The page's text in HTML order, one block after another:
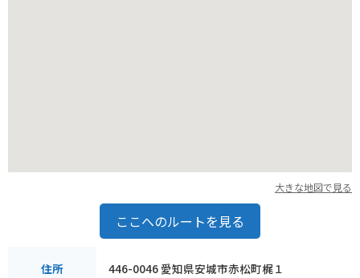
大きな地図で見る
ここへのルートを見る
住所 446-0046 愛知県安城市赤松町梶１